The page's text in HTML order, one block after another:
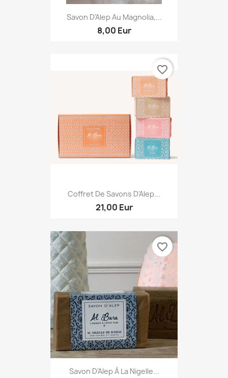
Savon D'Alep Au Magnolia,...
8,00 Eur
Coffret De Savons D'Alep...
21,00 Eur
favorite_border
Savon D'Alep À La Nigelle...
favorite_border